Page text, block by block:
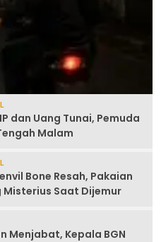
dan Uang Tunai, Pemuda
Malam
Bone Resah, Pakaian
Misterius Saat Dijemur
Menjabat, Kepala BGN